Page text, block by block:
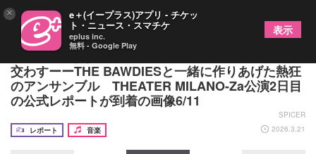
Rei、大好きなロックンロールを相棒に音で会話を
交わすーーTHE BAWDIESと一緒に作りあげた熱狂
のアンサンブル THEATER MILANO-Za公演2日目
の公式レポートが到着の画像6/11
SPICER
レポート
音楽 2026.3.21
× e＋(イープラス)アプリ - チケッ
ト・ニュース・スマチケ
eplus inc.
無料 - Google Play
表示